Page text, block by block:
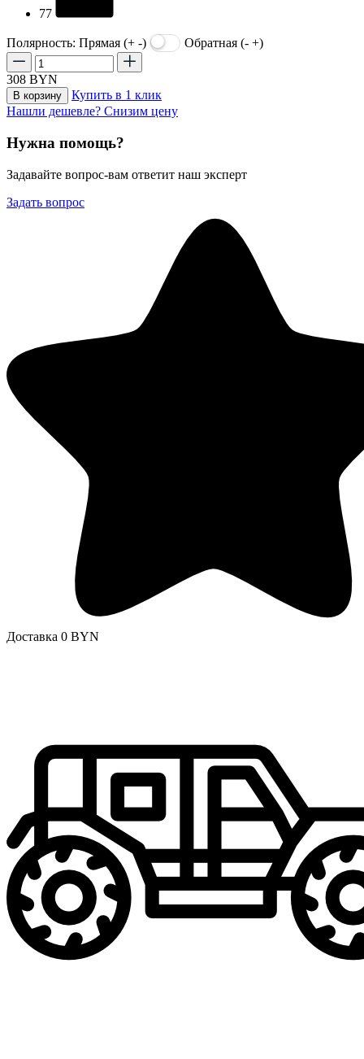
77
Полярность: Прямая (+ -) Обратная (- +)
308 BYN
В корзину
Купить в 1 клик
Нашли дешевле? Снизим цену
Нужна помощь?
Задавайте вопрос-вам ответит наш эксперт
Задать вопрос
Доставка 0 BYN